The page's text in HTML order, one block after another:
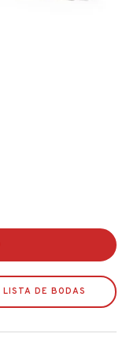
LISTA DE BODAS